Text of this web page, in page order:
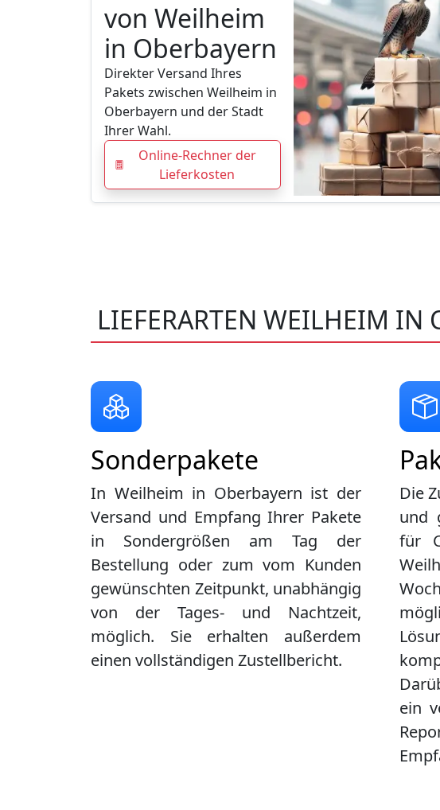
von Weilheim
in Oberbayern
Direkter Versand Ihres
Pakets zwischen Weilheim in
Oberbayern und der Stadt
Ihrer Wahl.
Online-Rechner der
Lieferkosten
LIEFERARTEN WEILHEIM IN
Die
und
für
ein
Sonderpakete
In Weilheim in Oberbayern ist der
Versand und Empfang Ihrer Pakete
in Sondergrößen am Tag der
Bestellung oder zum vom Kunden
gewünschten Zeitpunkt, unabhängig
von der Tages- und Nachtzeit,
möglich. Sie erhalten außerdem
einen vollständigen Zustellbericht.